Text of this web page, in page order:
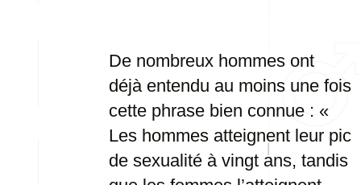
De nombreux hommes ont
déjà entendu au moins une fois
cette phrase bien connue : «
Les hommes atteignent leur pic
de sexualité à vingt ans, tandis